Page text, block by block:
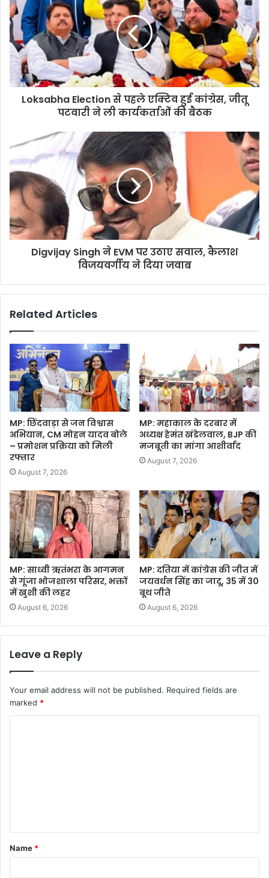
Loksabha Election से पहले एक्टिव हुई कांग्रेस, जीतू
पटवारी ने ली कार्यकर्ताओं की बैठक
Digvijay Singh ने EVM पर उठाए सवाल, कैलाश
विजयवर्गीय ने दिया जवाब
Related Articles
MP: छिंदवाड़ा से जन विश्वास
अभियान, CM मोहन यादव बोले
– प्रमोशन प्रक्रिया को मिली
रफ्तार
August 7, 2026
MP: महाकाल के दरबार में
अध्यक्ष हेमंत खंडेलवाल, BJP की
मजबूती का मांगा आशीर्वाद
August 7, 2026
MP: साध्वी ऋतंभरा के आगमन
से गूंजा भोजशाला परिसर, भक्तों
में खुशी की लहर
August 6, 2026
MP: दतिया में कांग्रेस की जीत में
जयवर्धन सिंह का जादू, 35 में 30
बूथ जीते
August 6, 2026
Leave a Reply
Your email address will not be published. Required fields are
marked *
t
*
Name *